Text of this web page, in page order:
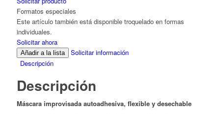
Formatos especiales
Este artículo también está disponible troquelado en formas
individuales.
Solicitar ahora
Añadir a la lista
Solicitar información
Descripción
Descripción
Máscara improvisada autoadhesiva, flexible y desechable